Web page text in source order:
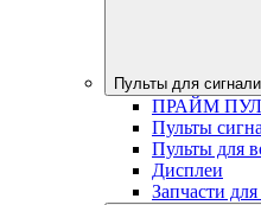
Пульты для
ПРАЙМ
Пульты
Пульты для
Дисплеи
Запчасти